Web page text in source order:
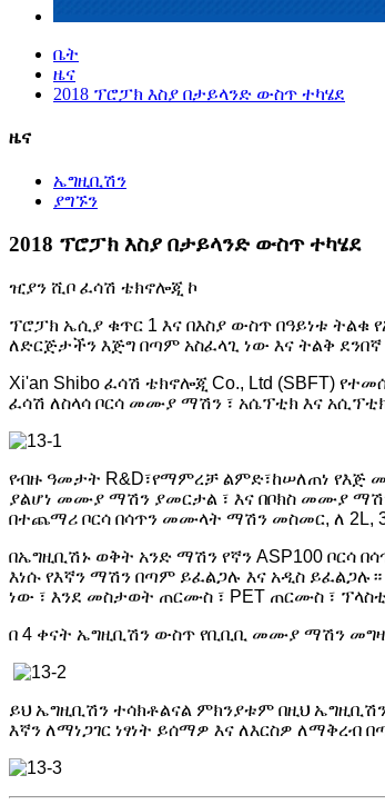
ቤት
ዜና
2018 ፕሮፓክ እስያ በታይላንድ ውስጥ ተካሄደ
ዜና
ኤግዚቢሽን
ያግኙን
2018 ፕሮፓክ እስያ በታይላንድ ውስጥ ተካሄደ
ዢያን ሺቦ ፈሳሽ ቴክኖሎጂ ኮ
ፕሮፓክ ኤሲያ ቁጥር 1 እና በእስያ ውስጥ በዓይነቱ ትልቁ
ለድርጅታችን እጅግ በጣም አስፈላጊ ነው እና ትልቅ ደንበኛ
Xi'an Shibo ፈሳሽ ቴክኖሎጂ Co., Ltd (SBFT)
ፈሳሽ ለስላሳ ቦርሳ መሙያ ማሽን ፣ አሴፕቲክ እና
የብዙ ዓመታት R&D፣የማምረቻ ልምድ፣ከሠለጠነ የእጅ
ያልሆነ መሙያ ማሽን ያመርታል ፣ እና በቦክስ መሙያ ማሽን
በተጨማሪ ቦርሳ በሳጥን መሙላት ማሽን መስመር, ለ 2L,
በኤግዚቢሽኑ ወቅት አንድ ማሽን የኛን ASP100 ቦርሳ
እነሱ የእኛን ማሽን በጣም ይፈልጋሉ እና አዲስ
ነው ፣ እንደ መስታወት ጠርሙስ ፣ PET ጠርሙስ ፣
በ 4 ቀናት ኤግዚቢሽን ውስጥ የቢቢቢ መሙያ ማሽን
ይህ ኤግዚቢሽን ተሳክቶልናል ምክንያቱም በዚህ
እኛን ለማነጋገር ነፃነት ይሰማዎ እና ለእርስዎ